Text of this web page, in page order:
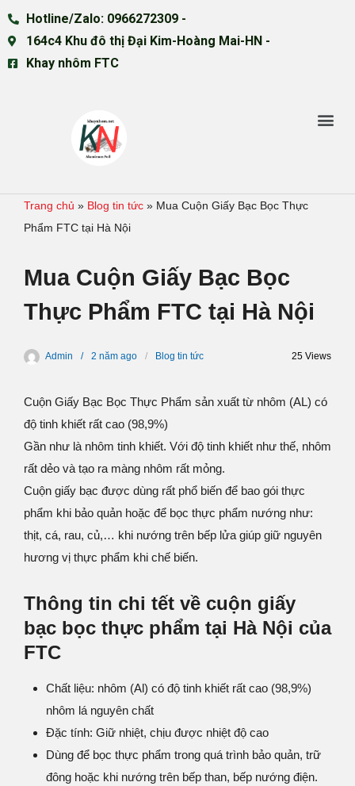
Hotline/Zalo: 0966272309 -
164c4 Khu đô thị Đại Kim-Hoàng Mai-HN -
Khay nhôm FTC
Trang chủ » Blog tin tức » Mua Cuộn Giấy Bạc Bọc Thực
Phẩm FTC tại Hà Nội
Mua Cuộn Giấy Bạc Bọc
Thực Phẩm FTC tại Hà Nội
Admin 2 năm ago Blog tin tức 25 Views
Cuộn Giấy Bạc Bọc Thực Phẩm sản xuất từ nhôm (AL) có
độ tinh khiết rất cao (98,9%)
Gần như là nhôm tinh khiết. Với độ tinh khiết như thế, nhôm
rất dẻo và tạo ra màng nhôm rất mỏng.
Cuộn giấy bạc được dùng rất phổ biến để bao gói thực
phẩm khi bảo quản hoặc để bọc thực phẩm nướng như:
thịt, cá, rau, củ,… khi nướng trên bếp lửa giúp giữ nguyên
hương vị thực phẩm khi chế biến.
Thông tin chi tết về cuộn giấy
bạc bọc thực phẩm tại Hà Nội của
FTC
Chất liệu: nhôm (Al) có độ tinh khiết rất cao (98,9%)
nhôm lá nguyên chất
Đặc tính: Giữ nhiệt, chịu được nhiệt độ cao
Dùng để bọc thực phẩm trong quá trình bảo quản, trữ
đông hoặc khi nướng trên bếp than, bếp nướng điện.